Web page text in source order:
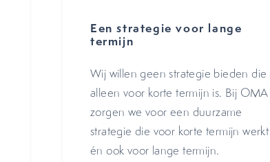
Een strategie voor lange
termijn
Wij willen geen strategie bieden die
alleen voor korte termijn is. Bij OMA
zorgen we voor een duurzame
strategie die voor korte termijn werkt
én ook voor lange termijn.